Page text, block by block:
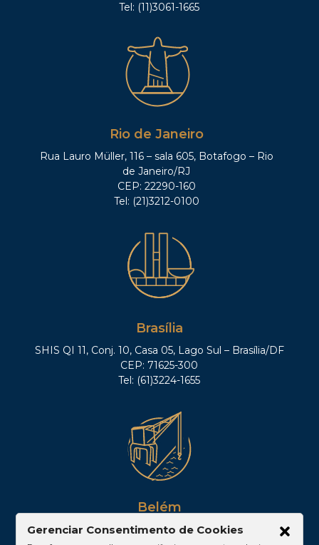
Tel: (11)3061-1665
Rio de Janeiro
Rua Lauro Müller, 116 – sala 605, Botafogo – Rio
de Janeiro/RJ
CEP: 22290-160
Tel: (21)3212-0100
Brasília
SHIS QI 11, Conj. 10, Casa 05, Lago Sul – Brasília/DF
CEP: 71625-300
Tel: (61)3224-1655
Belém
Av. Visconde de Souza Franco, 05, Sala 2102 –
Gerenciar Consentimento de Cookies